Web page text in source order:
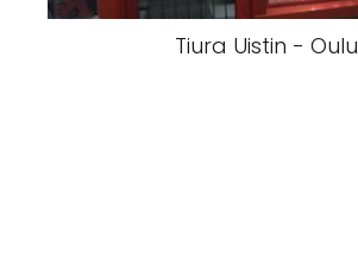
Tiura Uistin - Oulu